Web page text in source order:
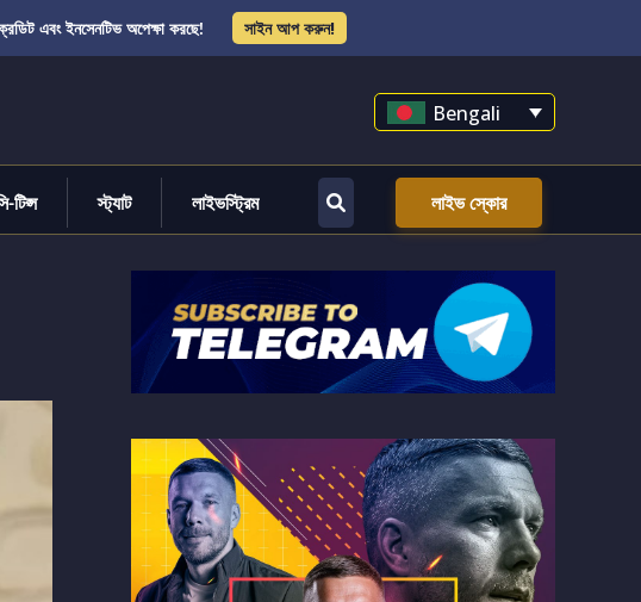
এবং ইনসেনটিভ অপেক্ষা করছে! সাইন আপ করুন!
Bengali
টিপ্স স্ট্যাট লাইভস্ট্রিম লাইভ স্কোর